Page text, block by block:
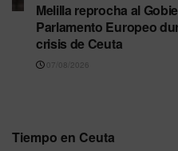
Melilla reprocha al
Parlamento Europeo
crisis de Ceuta
07/08/2026
Tiempo en Ceuta